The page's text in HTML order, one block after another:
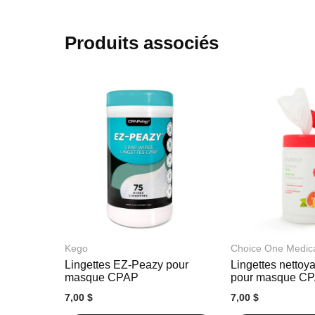
la
Galerie
Produits associés
Kego
Lingettes EZ-Peazy pour
masque CPAP
7,00 $
Choice One
Lingettes
pour masque
7,00 $